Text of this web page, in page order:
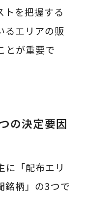
トを把握する
るエリアの販
とが重要で
の決定要因
に「配布エリ
銘柄」の3つで